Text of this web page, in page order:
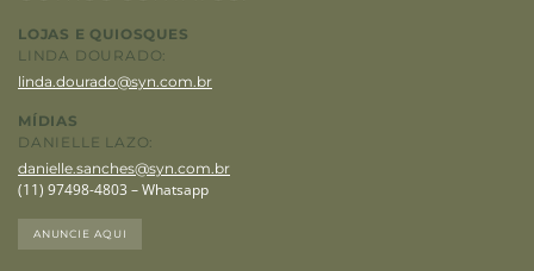
LOJAS E QUIOSQUES
LINDA DOURADO:
linda.dourado@syn.com.br
MÍDIAS
DANIELLE LAZO:
danielle.sanches@syn.com.br
(11) 97498-4803 – Whatsapp
ANUNCIE AQUI